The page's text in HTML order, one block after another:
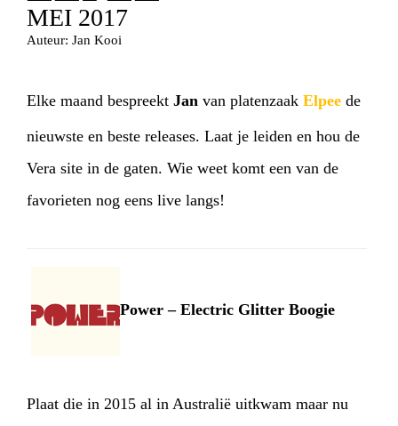
MEI 2017
Auteur: Jan Kooi
Elke maand bespreekt Jan van platenzaak Elpee de
nieuwste en beste releases. Laat je leiden en hou de
Vera site in de gaten. Wie weet komt een van de
favorieten nog eens live langs!
Power – Electric Glitter Boogie
Plaat die in 2015 al in Australië uitkwam maar nu